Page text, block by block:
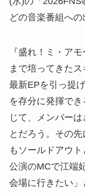
どの音楽番組への
『盛れ！ミ・ア
まで培ってきた
最新EPを引っ提
を存分に発揮で
じて、メンバー
とだろう。その
もソールドアウ
公演のMCで江端
会場に行きたい